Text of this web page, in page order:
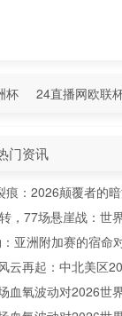
杯 24直播网欧联
门资讯
痕：2026颠覆者的
，77场悬崖战：世
亚洲附加赛的宿命
云再起：中北美区
全解析
血氧波动对2026世